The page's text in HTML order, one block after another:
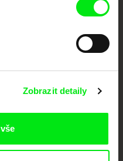
Zobrazit detaily
7 klíčových evropských
do Doc Alliance. Naším cílem je